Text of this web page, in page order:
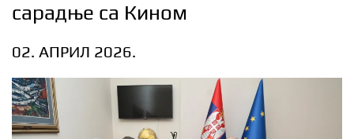
сарадње са Кином
02. АПРИЛ 2026.